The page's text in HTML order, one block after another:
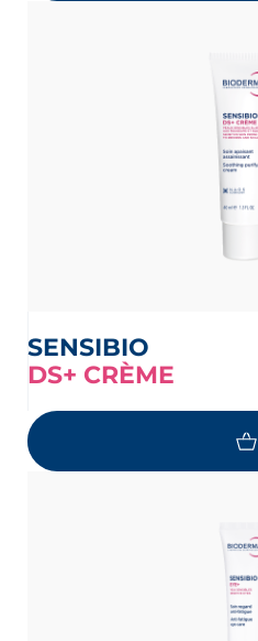
SENSIBIO
DS+ CRÈME